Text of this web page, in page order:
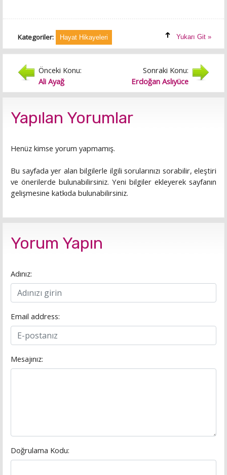
Kategoriler: Hayat Hikayeleri Yukarı Git »
Önceki Konu:
Ali Ayağ
Sonraki Konu:
Erdoğan Aslıyüce
Yapılan Yorumlar
Henüz kimse yorum yapmamış.
Bu sayfada yer alan bilgilerle ilgili sorularınızı sorabilir, eleştiri
ve önerilerde bulunabilirsiniz. Yeni bilgiler ekleyerek sayfanın
gelişmesine katkıda bulunabilirsiniz.
Yorum Yapın
Adınız:
Email address:
Mesajınız:
Doğrulama Kodu: